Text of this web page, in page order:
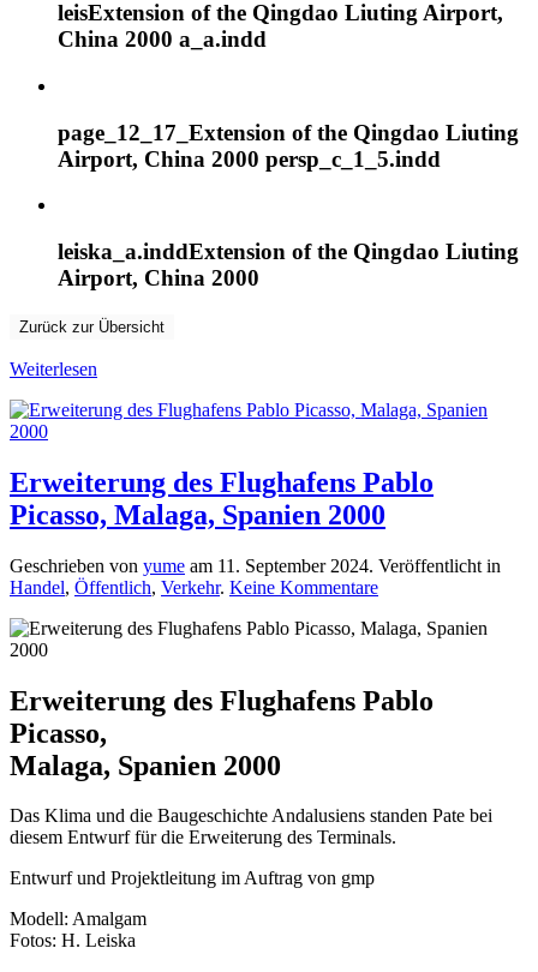
leisExtension of the Qingdao Liuting Airport,
China 2000 a_a.indd
page_12_17_Extension of the Qingdao Liuting
Airport, China 2000 persp_c_1_5.indd
leiska_a.inddExtension of the Qingdao Liuting
Airport, China 2000
Zurück zur Übersicht
Weiterlesen
Erweiterung des Flughafens Pablo
Picasso, Malaga, Spanien 2000
Geschrieben von yume am 11. September 2024. Veröffentlicht in
Handel, Öffentlich, Verkehr. Keine Kommentarezu
des
Picasso, Malaga,
Spanien
Erweiterung des Flughafens Pablo
Picasso,
Malaga, Spanien 2000
Das Klima und die Baugeschichte Andalusiens standen Pate bei
diesem Entwurf für die Erweiterung des Terminals.
Entwurf und Projektleitung im Auftrag von gmp
Modell: Amalgam
Fotos: H. Leiska